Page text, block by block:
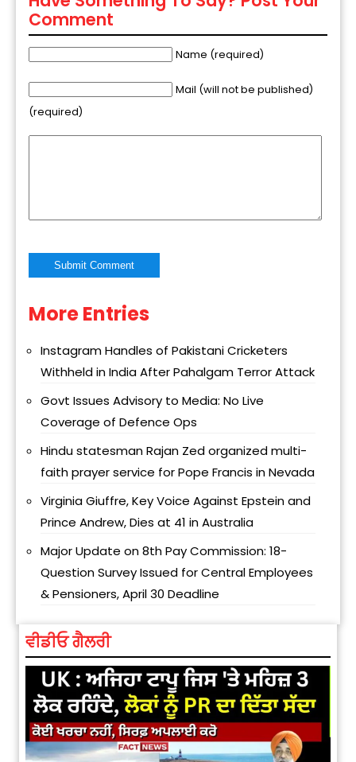
Comment
Name (required)
Mail (will not be published)
(required)
Alternative:
More Entries
Instagram Handles of Pakistani Cricketers
Withheld in India After Pahalgam Terror Attack
Govt Issues Advisory to Media: No Live
Coverage of Defence Ops
Hindu statesman Rajan Zed organized multi-
faith prayer service for Pope Francis in Nevada
Virginia Giuffre, Key Voice Against Epstein and
Prince Andrew, Dies at 41 in Australia
Major Update on 8th Pay Commission: 18-
Question Survey Issued for Central Employees
& Pensioners, April 30 Deadline
ਵੀਡੀਓ ਗੈਲਰੀ